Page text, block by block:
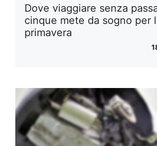
Dove viaggiare senza
cinque mete da sogno per
primavera